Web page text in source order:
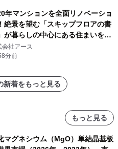
年マンションを全面リノベーショ
絶景を望む「スキップフロアの書
が暮らしの中心にある住まいを公
会社アース
分前
新着をもっと見る
もっと見る
マグネシウム（MgO）単結晶基板